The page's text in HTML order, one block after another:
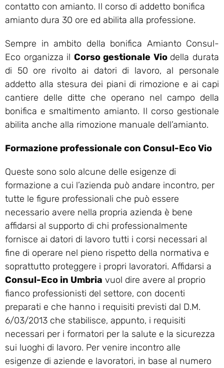
contatto con amianto. Il corso di addetto bonifica
amianto dura 30 ore ed abilita alla professione.
Sempre in ambito della bonifica Amianto Consul-
Eco organizza il Corso gestionale Vio della durata
di 50 ore rivolto ai datori di lavoro, al personale
addetto alla stesura dei piani di rimozione e ai capi
cantiere delle ditte che operano nel campo della
bonifica e smaltimento amianto. Il corso gestionale
abilita anche alla rimozione manuale dell’amianto.
Formazione professionale con Consul-Eco Vio
Queste sono solo alcune delle esigenze di
formazione a cui l’azienda può andare incontro, per
tutte le figure professionali che può essere
necessario avere nella propria azienda è bene
affidarsi al supporto di chi professionalmente
fornisce ai datori di lavoro tutti i corsi necessari al
fine di operare nel pieno rispetto della normativa e
soprattutto proteggere i propri lavoratori. Affidarsi a
Consul-Eco in Umbria vuol dire avere al proprio
fianco professionisti del settore, con docenti
preparati e che hanno i requisiti previsti dal D.M.
6/03/2013 che stabilisce, appunto, i requisiti
necessari per i formatori per la salute e la sicurezza
sui luoghi di lavoro. Per venire incontro alle
esigenze di aziende e lavoratori, in base al numero